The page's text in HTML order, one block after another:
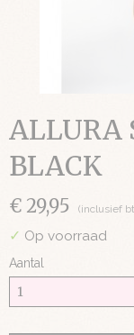
ALLURA
BLACK
€ 29,95 (inclusief
✓ Op voorraad
Aantal